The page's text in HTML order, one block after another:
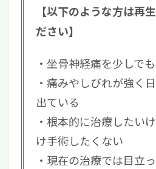
【以下のような方は再
ださい】
坐骨神経痛を少しで
痛みやしびれが強く
出ている
根本的に治療したい
け手術したくない
現在の治療では目立